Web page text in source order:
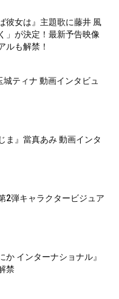
彼女は』主題歌に藤井 風
」が決定！最新予告映像
ルも解禁！
城ティナ 動画インタビュ
ま』當真あみ 動画インタ
2弾キャラクタービジュア
か インターナショナル』
禁